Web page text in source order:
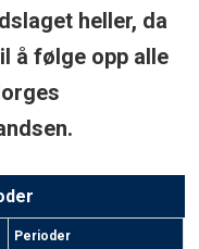
heller, da
å følge opp alle
Perioder